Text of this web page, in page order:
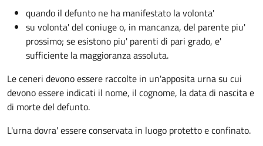
quando il defunto ne ha manifestato la volonta'
su volonta' del coniuge o, in mancanza, del parente piu'
prossimo; se esistono piu' parenti di pari grado, e'
sufficiente la maggioranza assoluta.
Le ceneri devono essere raccolte in un'apposita urna su cui
devono essere indicati il nome, il cognome, la data di nascita e
di morte del defunto.
L'urna dovra' essere conservata in luogo protetto e confinato.